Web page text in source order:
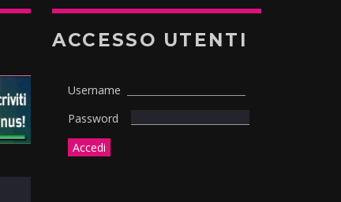
ACCESSO UTENTI
Username
Password